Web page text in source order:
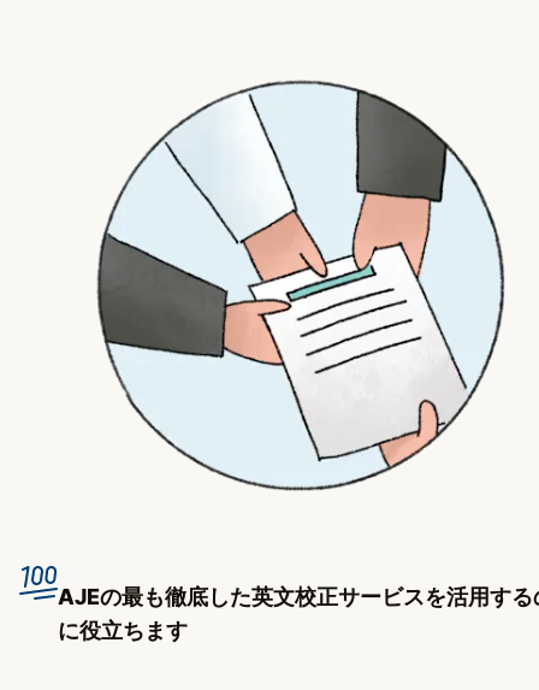
AJEの最も徹底した英文校正サービスを活用する
に役立ちます